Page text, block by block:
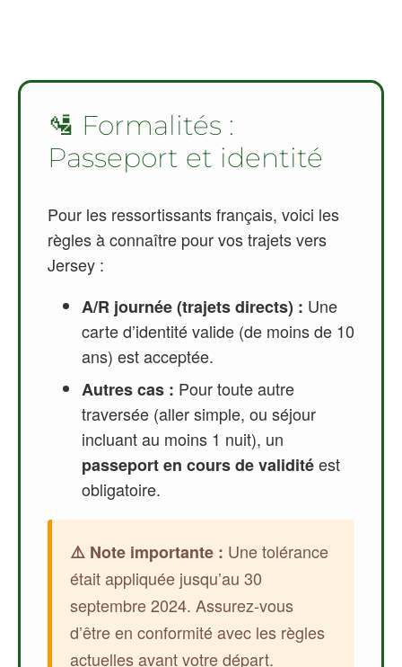
🛂 Formalités :
Passeport et identité
Pour les ressortissants français, voici les
règles à connaître pour vos trajets vers
Jersey :
A/R journée (trajets directs) : Une
carte d’identité valide (de moins de 10
ans) est acceptée.
Autres cas : Pour toute autre
traversée (aller simple, ou séjour
incluant au moins 1 nuit), un
passeport en cours de validitéest
obligatoire.
⚠️ Note importante : Une tolérance
était appliquée jusqu’au 30
septembre 2024. Assurez-vous
d’être en conformité avec les règles
actuelles avant votre départ.